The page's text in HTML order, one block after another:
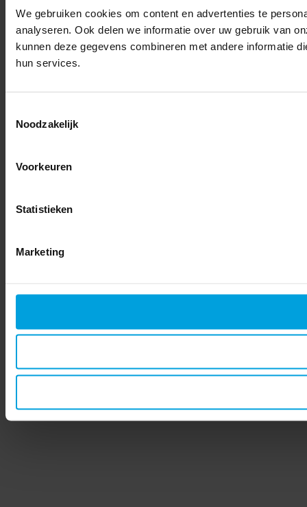
We gebruiken cookies om content en advertenties te
analyseren. Ook delen we informatie over uw gebruik van
kunnen deze gegevens combineren met andere informatie
hun services.
Noodzakelijk
Voorkeuren
Statistieken
Marketing